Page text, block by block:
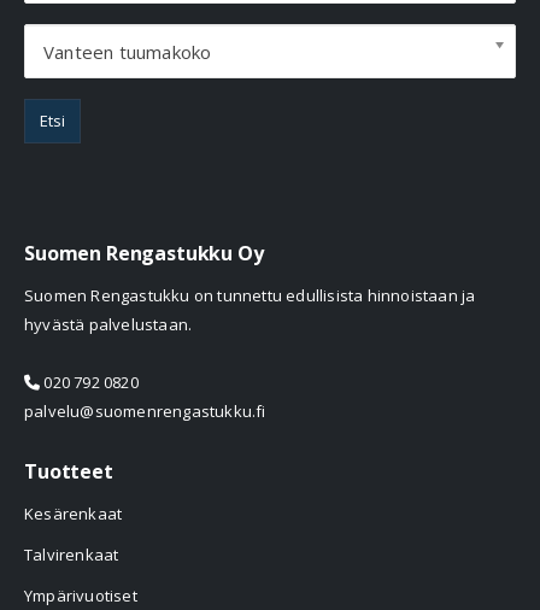
Vanteen tuumakoko
Etsi
Suomen Rengastukku Oy
Suomen Rengastukku on tunnettu edullisista hinnoistaan ja
hyvästä palvelustaan.
020 792 0820
palvelu@suomenrengastukku.fi
Tuotteet
Kesärenkaat
Talvirenkaat
Ympärivuotiset